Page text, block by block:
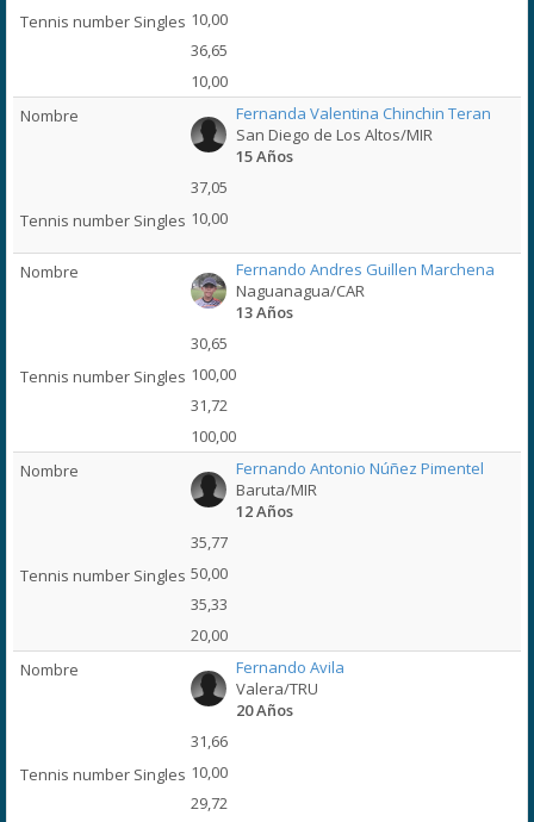
10,00
36,65
10,00
Fernanda Valentina Chinchin Teran
San Diego de Los Altos/MIR
15 Años
37,05
10,00
Fernando Andres Guillen Marchena
Naguanagua/CAR
13 Años
30,65
100,00
31,72
100,00
Fernando Antonio Núñez Pimentel
Baruta/MIR
12 Años
35,77
50,00
35,33
20,00
Fernando Avila
Valera/TRU
20 Años
31,66
10,00
29,72